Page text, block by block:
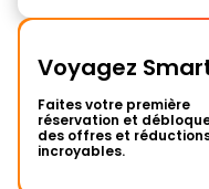
Voyagez
Faites votre première
réservation et
des offres et
incroyables.